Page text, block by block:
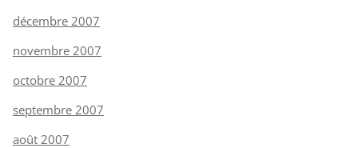
décembre 2007
novembre 2007
octobre 2007
septembre 2007
août 2007